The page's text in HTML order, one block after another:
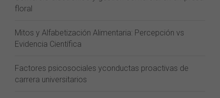
floral
Mitos y Alfabetización Alimentaria: Percepción vs
Evidencia Científica
Factores psicosociales yconductas proactivas de
carrera universitarios